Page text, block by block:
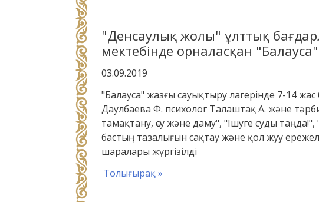
"Денсаулық жолы" ұлттық
мектебінде орналасқан "Балауса"
03.09.2019
"Балауса" жазғы сауықтыру лагерінде 7-14
Даулбаева Ф. психолог Талаштақ А. және
тамақтану, өсу және даму", "Ішуге суды
бастың тазалығын сақтау және қол жуу
шаралары жүргізілді
Толығырақ »